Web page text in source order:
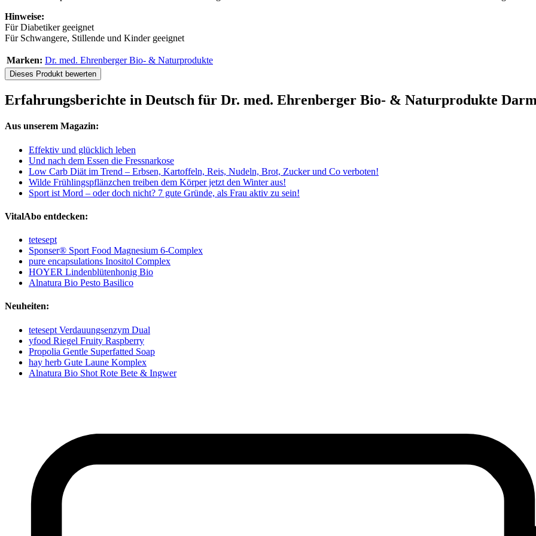
Hinweise:
Für Diabetiker geeignet
Für Schwangere, Stillende und Kinder geeignet
Marken: Dr. med. Ehrenberger Bio- & Naturprodukte
Dieses Produkt bewerten
Erfahrungsberichte in Deutsch für Dr. med. Ehrenberger Bio- & Naturprodukte
Aus unserem Magazin:
Effektiv und glücklich leben
Und nach dem Essen die Fressnarkose
Low Carb Diät im Trend – Erbsen, Kartoffeln, Reis, Nudeln, Brot, Zucker und Co verboten!
Wilde Frühlingspflänzchen treiben dem Körper jetzt den Winter aus!
Sport ist Mord – oder doch nicht? 7 gute Gründe, als Frau aktiv zu sein!
VitalAbo entdecken:
tetesept
Sponser® Sport Food Magnesium 6-Complex
pure encapsulations Inositol Complex
HOYER Lindenblütenhonig Bio
Alnatura Bio Pesto Basilico
Neuheiten:
tetesept Verdauungsenzym Dual
yfood Riegel Fruity Raspberry
Propolia Gentle Superfatted Soap
hay herb Gute Laune Komplex
Alnatura Bio Shot Rote Bete & Ingwer